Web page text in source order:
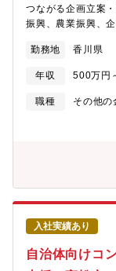
つながる企画立案
振興、農業振興、
ンです。具体的に
体との連携強化■
企画【地域企業・
の連携企画■新た
係機関との調整※
ーーーーーーーー
ト企画に携われま
関係者との調整、
を動かすプロジェ
らこそ持つ地域ネ
培ってきた地域企
業の発展や新たな
験を地域課題解決
勤務地 香川県
年収 500万円
職種
その他の
入社実績あり
自治体向けコ